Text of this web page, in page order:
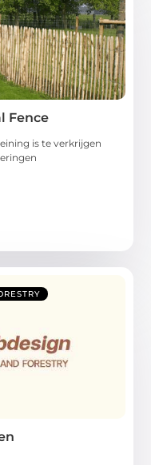
Fence
is te verkrijgen